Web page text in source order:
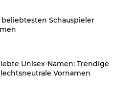
beliebtesten Schauspieler
Unisex-Namen: Trendige
Vornamen